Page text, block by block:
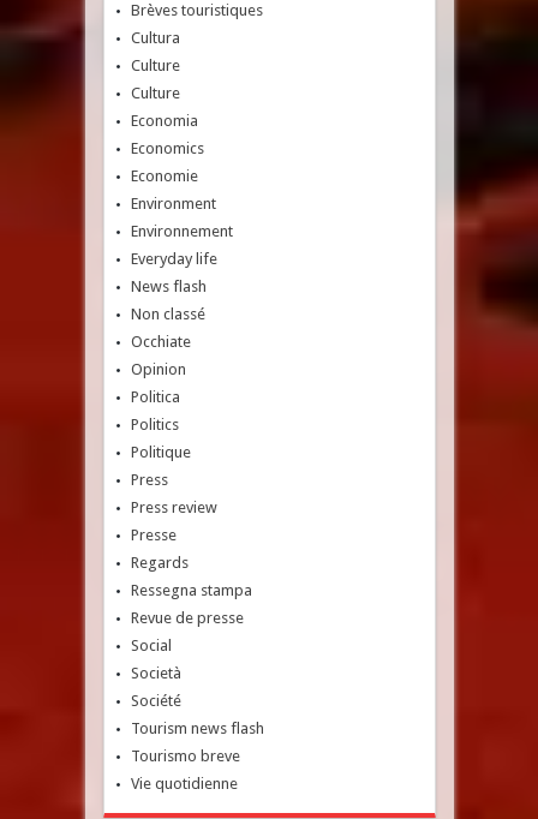
Brèves touristiques
Cultura
Culture
Culture
Economia
Economics
Economie
Environment
Environnement
Everyday life
News flash
Non classé
Occhiate
Opinion
Politica
Politics
Politique
Press
Press review
Presse
Regards
Ressegna stampa
Revue de presse
Social
Società
Société
Tourism news flash
Tourismo breve
Vie quotidienne